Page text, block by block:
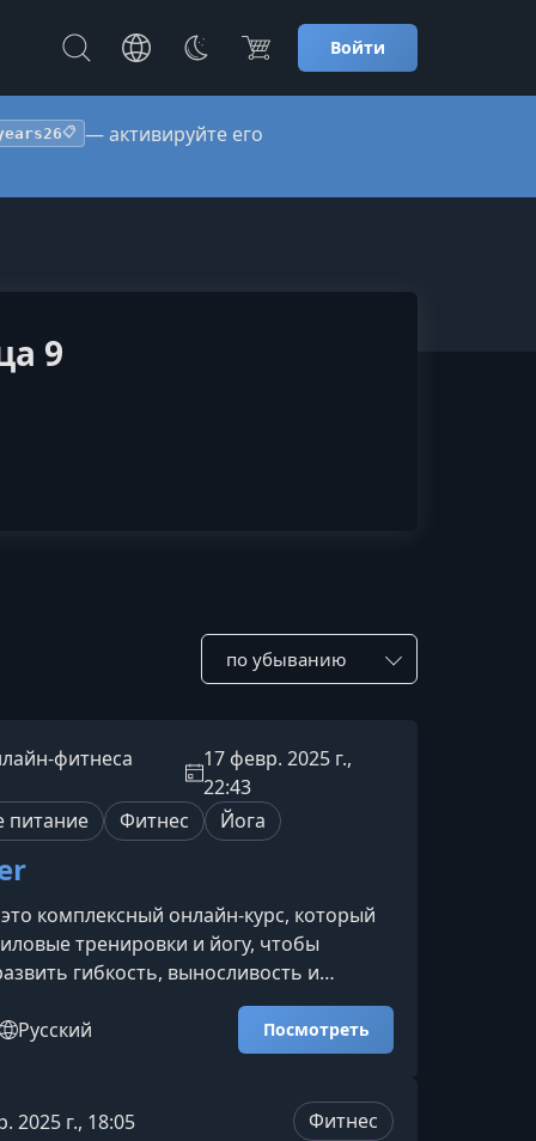
Войти
📋 — активируйте его
9
Сотировать по:
фитнеса
17 февр. 2025 г.,
22:43
питание
Фитнес Йога
комплексный онлайн-курс, который
тренировки и йогу, чтобы
гибкость, выносливость и
связь с собственным телом. Идеален
тренироваться осознанно и
результат без перенапряжения.О
и сбалансированному телу. На
Русский Посмотреть
2025 г., 18:05 Фитнес